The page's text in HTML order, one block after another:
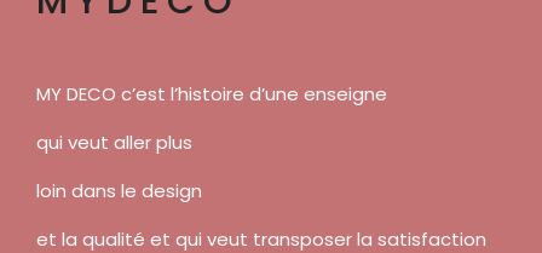
MY DECO c’est l’histoire d’une enseigne
qui veut aller plus
loin dans le design
et la qualité et qui veut transposer la satisfaction